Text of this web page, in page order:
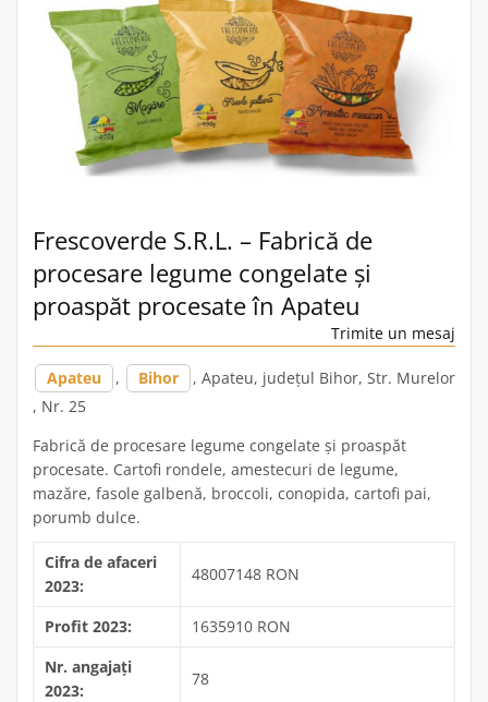
Frescoverde S.R.L. – Fabrică de
procesare legume congelate și
proaspăt procesate în Apateu
Trimite un mesaj
Apateu , Bihor
, Apateu, județul Bihor, Str. Murelor
, Nr. 25
Fabrică de procesare legume congelate și proaspăt
procesate. Cartofi rondele, amestecuri de legume,
mazăre, fasole galbenă, broccoli, conopida, cartofi pai,
porumb dulce.
Cifra de afaceri
2023:
48007148 RON
Profit 2023:
1635910 RON
Nr. angajați
2023:
78